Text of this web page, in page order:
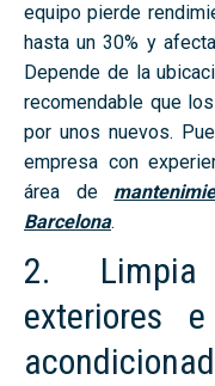
equipo pierde
hasta un 30% y
Depende de la
recomendable que
por unos nuevos.
empresa con
área de
Barcelona.
2. Limpia
exteriores